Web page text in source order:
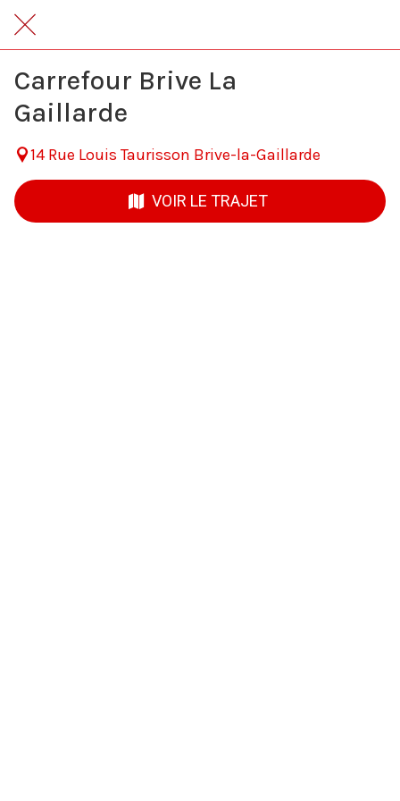
Carrefour Brive La
Gaillarde
14 Rue Louis Taurisson Brive-la-Gaillarde
VOIR LE TRAJET